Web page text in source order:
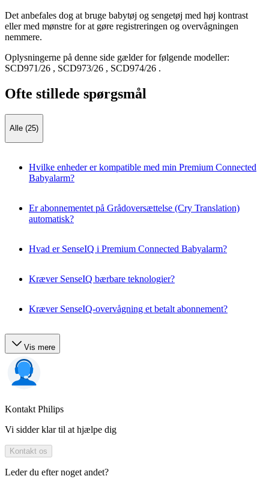
Det anbefales dog at bruge babytøj og sengetøj med høj kontrast
eller med mønstre for at gøre registreringen og overvågningen
nemmere.
Oplysningerne på denne side gælder for følgende modeller:
SCD971/26 , SCD973/26 , SCD974/26 .
Ofte stillede spørgsmål
Alle (25)
Hvilke enheder er kompatible med min Premium Connected
Babyalarm?
Er abonnementet på Grådoversættelse (Cry Translation)
automatisk?
Hvad er SenseIQ i Premium Connected Babyalarm?
Kræver SenseIQ bærbare teknologier?
Kræver SenseIQ-overvågning et betalt abonnement?
Vis mere
Kontakt Philips
Vi sidder klar til at hjælpe dig
Kontakt os
Leder du efter noget andet?